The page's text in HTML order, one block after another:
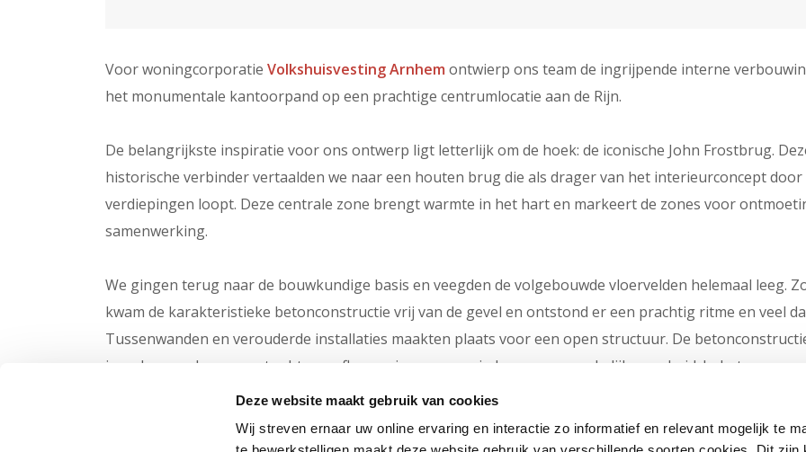
Deze website maakt gebruik van cookies
Wij streven ernaar uw online ervaring en interactie zo informatief en relevant mogelijk te
Voor woningcorporatie Volkshuisvesting Arnhem ontwierp ons team de ingrijpende interne
het monumentale kantoorpand op een prachtige centrumlocatie aan de Rijn.
De belangrijkste inspiratie voor ons ontwerp ligt letterlijk om de hoek: de iconische John Frostbrug.
historische verbinder vertaalden we naar een houten brug die als drager van het interieurconcept door
verdiepingen loopt. Deze centrale zone brengt warmte in het hart en markeert de zones voor
samenwerking.
We gingen terug naar de bouwkundige basis en veegden de volgebouwde vloervelden helemaal leeg.
kwam de karakteristieke betonconstructie vrij van de gevel en ontstond er een prachtig ritme en veel
Tussenwanden en verouderde installaties maakten plaats voor een open structuur. De
jarenlang verborgen zat achter verflagen zien we weer in haar oorspronkelijke ruwheid. In het
trappenhuis is het oorspronkelijke marmer in ere hersteld en gecombineerd met een krachtige,